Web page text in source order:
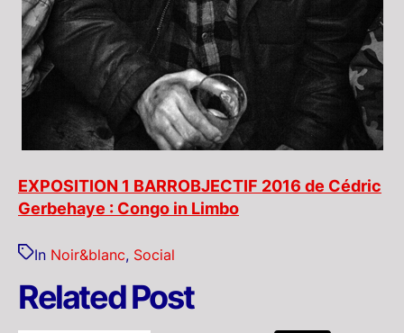
EXPOSITION 1 BARROBJECTIF 2016 de Cédric
Gerbehaye : Congo in Limbo
In Noir&blanc, Social
Related Post